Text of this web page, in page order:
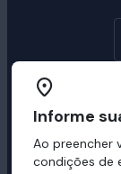
Informe
Ao preencher
condições de